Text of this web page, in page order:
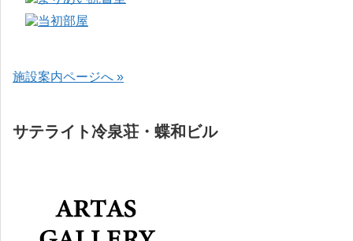
施設案内ページへ »
サテライト冷泉荘・蝶和ビル